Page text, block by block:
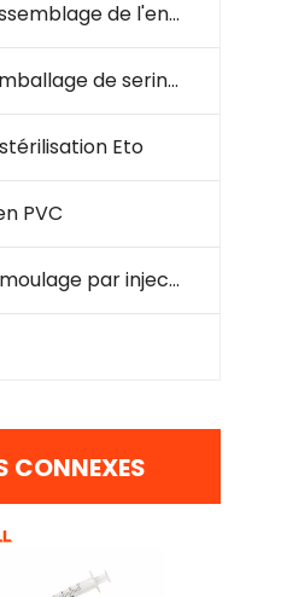
Machine d'assemblage de l'ensemble de perfusion
Machine d'emballage de seringues et d'infusion
Eto
PVC
Machine de moulage par injection en plastique
CONNEXES